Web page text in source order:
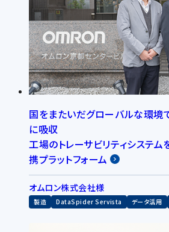
国をまたいだグローバルな環境
に吸収
工場のトレーサビリティシステ
携プラットフォーム
オムロン株式会社様
製造 DataSpider Servista データ活用